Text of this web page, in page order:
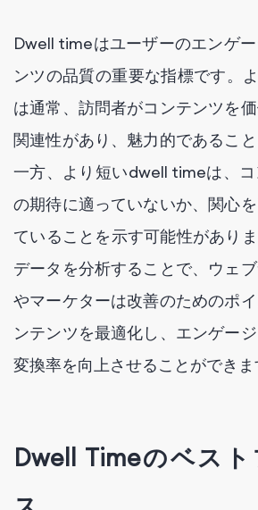
Dwell timeはユーザーのエンゲ
ンツの品質の重要な指標です。
は通常、訪問者がコンテンツを価
関連性があり、魅力的であること
一方、より短いdwell timeは、
の期待に適っていないか、関心
ていることを示す可能性があり
データを分析することで、ウェ
やマーケターは改善のためのポ
ンテンツを最適化し、エンゲージ
変換率を向上させることができま
Dwell Timeのベス